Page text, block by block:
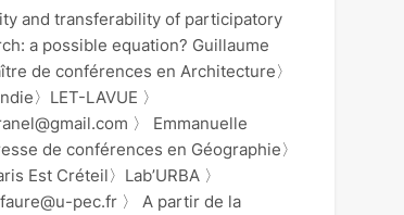
and transferability of participatory
a possible equation? Guillaume
de conférences en Architecture〉
〉LET-LAVUE 〉
〉 Emmanuelle
de conférences en Géographie〉
Est Créteil〉Lab’URBA 〉
pec.fr 〉 A partir de la